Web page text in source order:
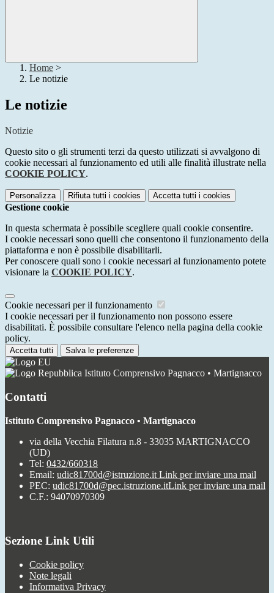
Home >
Le notizie
Le notizie
Notizie
Questo sito o gli strumenti terzi da questo utilizzati si avvalgono di
cookie necessari al funzionamento ed utili alle finalità illustrate nella
COOKIE POLICY.
Personalizza Rifiuta tutti i cookies Accetta tutti i cookies
Gestione cookie
In questa schermata è possibile scegliere quali cookie consentire.
I cookie necessari sono quelli che consentono il funzionamento della
piattaforma e non è possibile disabilitarli.
Per conoscere quali sono i cookie necessari al funzionamento potete
visionare la COOKIE POLICY.
Cookie necessari per il funzionamento
I cookie necessari per il funzionamento non possono essere
disabilitati. È possibile consultare l'elenco nella pagina della cookie
policy.
Accetta tutti Salva le preferenze
Istituto Comprensivo Pagnacco • Martignacco
Contatti
Istituto Comprensivo Pagnacco • Martignacco
via della Vecchia Filatura n.8 - 33035 MARTIGNACCO
(UD)
Tel: 0432/660318
Email: udic81700d@istruzione.it Link per inviare una mail
PEC: udic81700d@pec.istruzione.itLink per inviare una mail
C.F.: 94070970309
Sezione Link Utili
Cookie policy
Note legali
Informativa Privacy